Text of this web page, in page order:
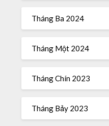
Tháng Ba 2024
Tháng Một 2024
Tháng Chín 2023
Tháng Bảy 2023